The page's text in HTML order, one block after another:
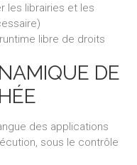
les librairies et les
libre de droits
DE
des applications
sous le contrôle